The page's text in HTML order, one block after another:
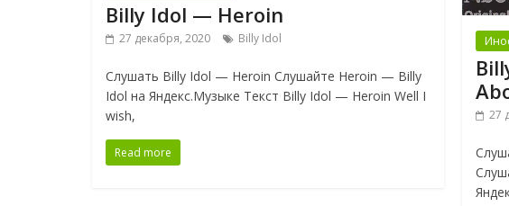
Billy Idol — Heroin
27 декабря, 2020 Billy Idol
Слушать Billy Idol — Heroin Слушайте Heroin — Billy
Idol на Яндекс.Музыке Текст Billy Idol — Heroin Well I
wish,
Read more
27